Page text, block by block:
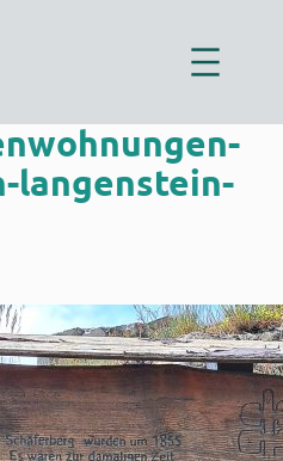
langenstein-